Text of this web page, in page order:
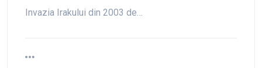
Invazia Irakului din 2003 de…